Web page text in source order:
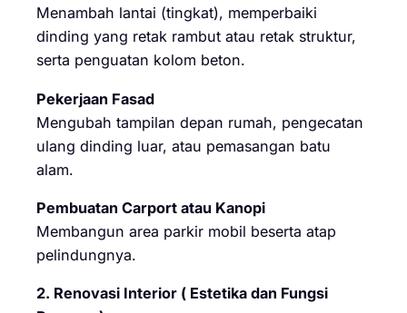
Menambah lantai (tingkat), memperbaiki
dinding yang retak rambut atau retak struktur,
serta penguatan kolom beton.
Pekerjaan Fasad
Mengubah tampilan depan rumah, pengecatan
ulang dinding luar, atau pemasangan batu
alam.
Pembuatan Carport atau Kanopi
Membangun area parkir mobil beserta atap
pelindungnya.
2. Renovasi Interior ( Estetika dan Fungsi